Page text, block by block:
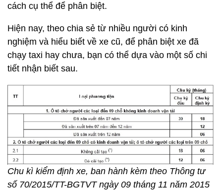
cách cụ thể để phân biệt.
Hiện nay, theo chia sẻ từ nhiều người có kinh
nghiệm và hiểu biết về xe cũ, để phân biệt xe đã
chạy taxi hay chưa, bạn có thể dựa vào một số chi
tiết nhận biết sau.
Chu kì kiểm định xe, ban hành kèm theo Thông tư
số 70/2015/TT-BGTVT ngày 09 tháng 11 năm 2015